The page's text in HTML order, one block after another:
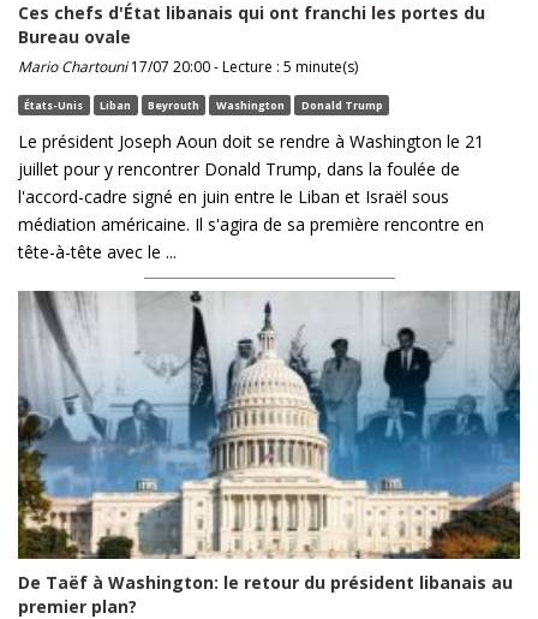
Ces chefs d'État libanais qui ont franchi les portes du
Bureau ovale
Mario Chartouni17/07 20:00 - Lecture : 5 minute(s)
États-Unis Liban Beyrouth Washington Donald Trump
Le président Joseph Aoun doit se rendre à Washington le 21
juillet pour y rencontrer Donald Trump, dans la foulée de
l'accord-cadre signé en juin entre le Liban et Israël sous
médiation américaine. Il s'agira de sa première rencontre en
tête-à-tête avec le ...
De Taëf à Washington: le retour du président libanais au
premier plan?